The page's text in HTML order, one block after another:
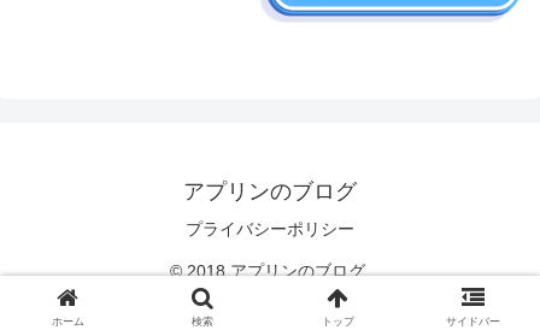
アプリンのブログ
プライバシーポリシー
© 2018 アプリンのブログ.
ホーム 検索 トップ サイドバー